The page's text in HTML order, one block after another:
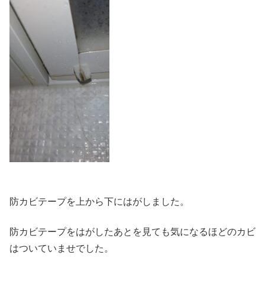
防カビテープを上から下にはがしました。
防カビテープをはがしたあとを見ても気になるほどのカビ
はついていませでした。